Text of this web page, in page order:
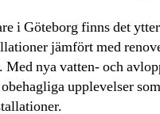
i Göteborg finns det
jämfört med
Med nya vatten- och
upplevelser